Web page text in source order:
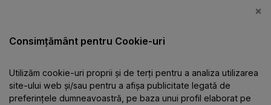
Catalog
Despre companie
×
Consimțământ pentru Cookie-uri
Utilizăm cookie-uri proprii și de terți pentru a analiza utilizarea
site-ului web și/sau pentru a afișa publicitate legată de
preferințele dumneavoastră, pe baza unui profil elaborat pe